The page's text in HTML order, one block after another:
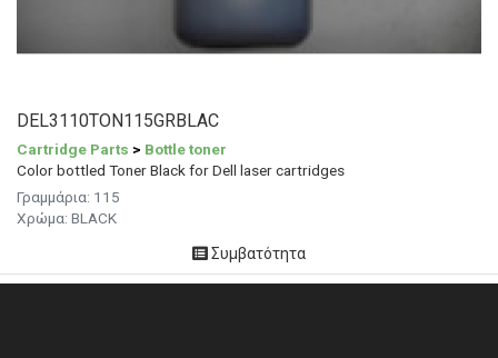
DEL3110TON115GRBLAC
Cartridge Parts > Bottle toner
Color bottled Toner Black for Dell laser cartridges
Γραμμάρια: 115
Χρώμα: BLACK
Συμβατότητα